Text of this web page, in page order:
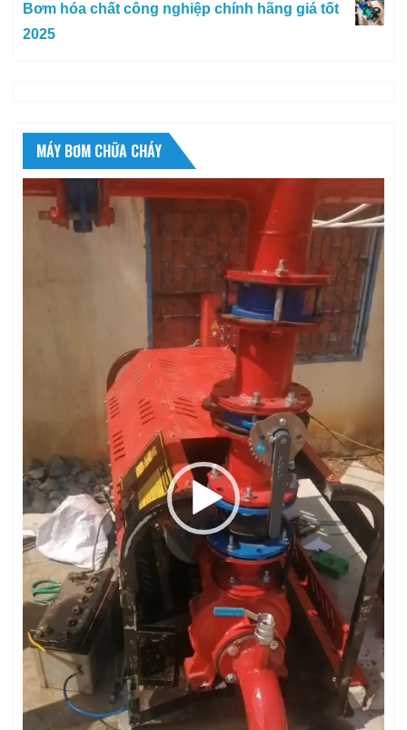
Bơm hóa chất công nghiệp chính hãng giá tốt
2025
MÁY BƠM CHỮA CHÁY
Trình
chơi